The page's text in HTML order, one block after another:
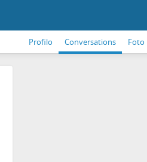
Profilo Conversations Foto